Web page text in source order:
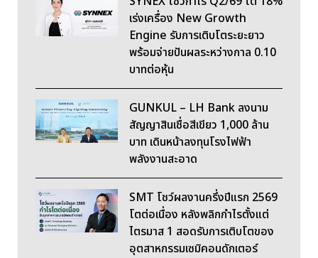
เร่งเครื่อง New Growth
Engine รับการเติบโตระยะยาว
พร้อมจ่ายปันผลระหว่างกาล 0.10
บาทต่อหุ้น
GUNKUL – LH Bank ลงนาม
สัญญาสินเชื่อสีเขียว 1,000 ล้าน
บาท เดินหน้าลงทุนโรงไฟฟ้า
พลังงานสะอาด
SMT โชว์ผลงานครึ่งปีแรก 2569
โตต่อเนื่อง หลังพลิกกำไรตั้งแต่
ไตรมาส 1 สอดรับการเติบโตของ
อุตสาหกรรมเซมิคอนดักเตอร์